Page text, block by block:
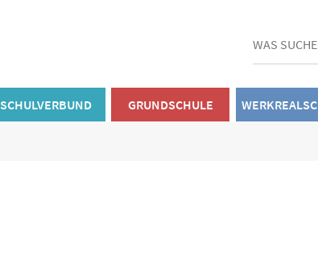
SCHULVERBUND GRUNDSCHULE